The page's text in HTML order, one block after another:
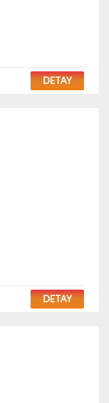
DETAY
DETAY